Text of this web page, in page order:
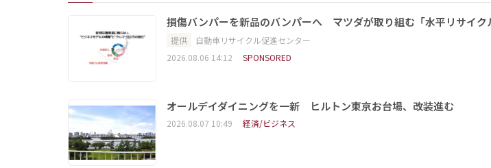
損傷バンパーを新品のバンパーへ マツダが取り組む「水平リサイク
提供
自動車リサイクル促進センター
2026.08.06 14:12
SPONSORED
オールデイダイニングを一新 ヒルトン東京お台場、改装進む
2026.08.07 10:49 経済/ビジネス